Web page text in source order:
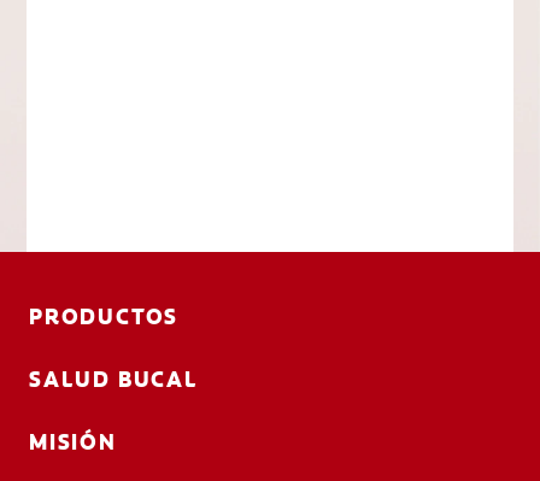
PRODUCTOS
SALUD BUCAL
MISIÓN